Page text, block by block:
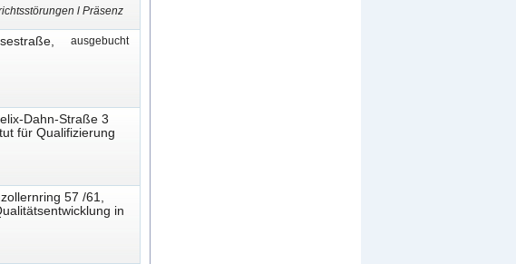
l Präsenz
ausgebucht
Dahn-Straße 3
für Qualifizierung
57 /61,
in